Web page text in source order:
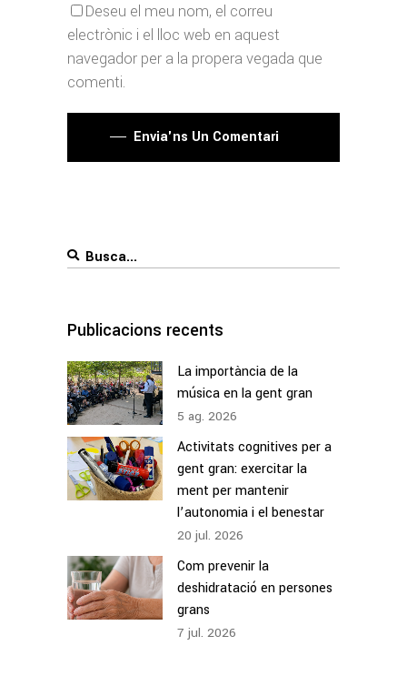
Deseu el meu nom, el correu
electrònic i el lloc web en aquest
navegador per a la propera vegada que
comenti.
Envia'ns Un Comentari
Search
Publicacions recents
La importància de la
música en la gent gran
5 ag. 2026
Activitats cognitives per a
gent gran: exercitar la
ment per mantenir
l’autonomia i el benestar
20 jul. 2026
Com prevenir la
deshidratació en persones
grans
7 jul. 2026